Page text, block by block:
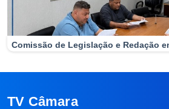
Comissão de Legislação e Redação